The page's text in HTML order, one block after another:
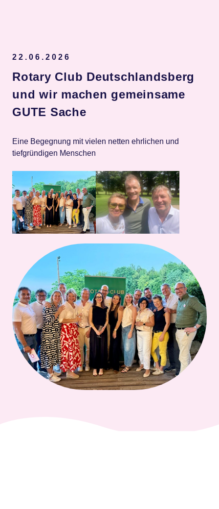
22.06.2026
Rotary Club Deutschlandsberg
und wir machen gemeinsame
GUTE Sache
Eine Begegnung mit vielen netten ehrlichen und
tiefgründigen Menschen